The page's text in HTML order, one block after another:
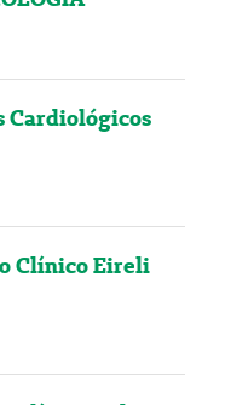
Cardiológicos
Clínico Eireli